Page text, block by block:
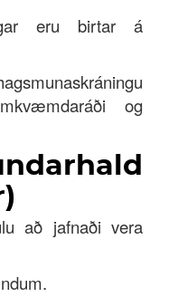
eru birtar á
og
að jafnaði vera